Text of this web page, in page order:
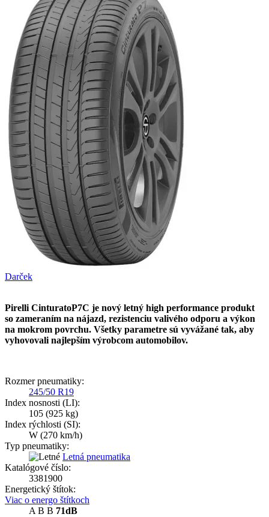
Darček
Pirelli CinturatoP7C je nový letný high performance produkt
so zameraním na nájazd, rezistenciu valivého odporu a výkon
na mokrom povrchu. Všetky parametre sú vyvážané tak, aby
vyhovovali najlepším výrobcom automobilov.
Rozmer pneumatiky:
245/50 R19
Index nosnosti (LI):
105 (925 kg)
Index rýchlosti (SI):
W (270 km/h)
Typ pneumatiky:
Letná pneumatika
Katalógové číslo:
3381900
Energetický štítok:
Viac o energo štítkoch
A B B 71dB